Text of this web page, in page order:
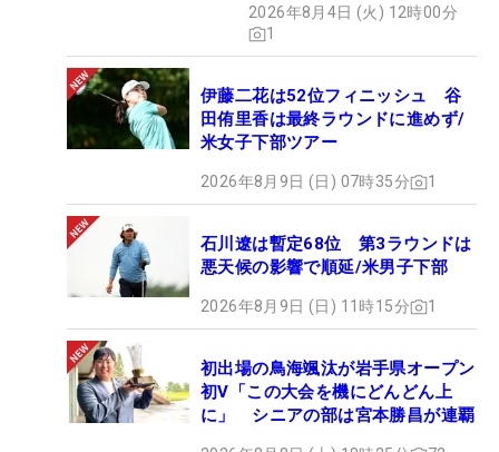
2026年8月4日 (火) 12時00分
1
伊藤二花は52位フィニッシュ 谷
田侑里香は最終ラウンドに進めず/
米女子下部ツアー
2026年8月9日 (日) 07時35分 1
石川遼は暫定68位 第3ラウンドは
悪天候の影響で順延/米男子下部
2026年8月9日 (日) 11時15分 1
初出場の鳥海颯汰が岩手県オープン
初V「この大会を機にどんどん上
に」 シニアの部は宮本勝昌が連覇